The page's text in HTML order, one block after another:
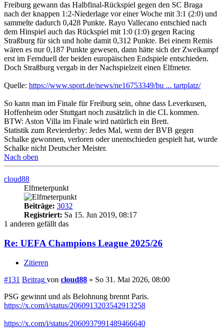
Freiburg gewann das Halbfinal-Rückspiel gegen den SC Braga
nach der knappen 1:2-Niederlage vor einer Woche mit 3:1 (2:0) und
sammelte dadurch 0,428 Punkte. Rayo Vallecano entschied nach
dem Hinspiel auch das Rückspiel mit 1:0 (1:0) gegen Racing
Straßburg für sich und holte damit 0,312 Punkte. Bei einem Remis
wären es nur 0,187 Punkte gewesen, dann hätte sich der Zweikampf
erst im Fernduell der beiden europäischen Endspiele entschieden.
Doch Straßburg vergab in der Nachspielzeit einen Elfmeter.
Quelle: https://www.sport.de/news/ne16753349/bu ... tartplatz/
So kann man im Finale für Freiburg sein, ohne dass Leverkusen,
Hoffenheim oder Stuttgart noch zusätzlich in die CL kommen.
BTW: Aston Villa im Finale wird natürlich ein Brett.
Statistik zum Revierderby: Jedes Mal, wenn der BVB gegen
Schalke gewonnen, verloren oder unentschieden gespielt hat, wurde
Schalke nicht Deutscher Meister.
Nach oben
cloud88
Elfmeterpunkt
Beiträge: 3032
Registriert: Sa 15. Jun 2019, 08:17
1 anderen gefällt das
Re: UEFA Champions League 2025/26
Zitieren
#131 Beitrag von cloud88 » So 31. Mai 2026, 08:00
PSG gewinnt und als Belohnung brennt Paris.
https://x.com/i/status/2060913203542913258
https://x.com/i/status/2060937991489466640